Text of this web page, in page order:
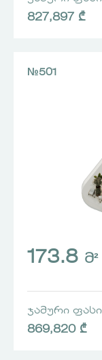
827,897 ₾
№501
173.8 Მ²
ᲯᲐᲛᲣᲠᲘ ᲤᲐᲡᲘ
869,820 ₾